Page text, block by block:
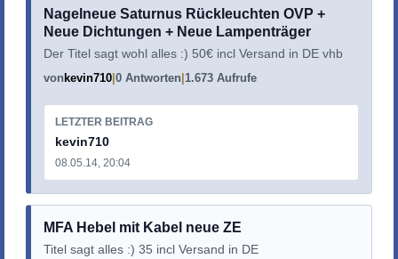
Nagelneue Saturnus Rückleuchten OVP +
Neue Dichtungen + Neue Lampenträger
Der Titel sagt wohl alles :) 50€ incl Versand in DE vhb
von kevin710 0 Antworten 1.673 Aufrufe
LETZTER BEITRAG
kevin710
08.05.14, 20:04
MFA Hebel mit Kabel neue ZE
Titel sagt alles :) 35 incl Versand in DE